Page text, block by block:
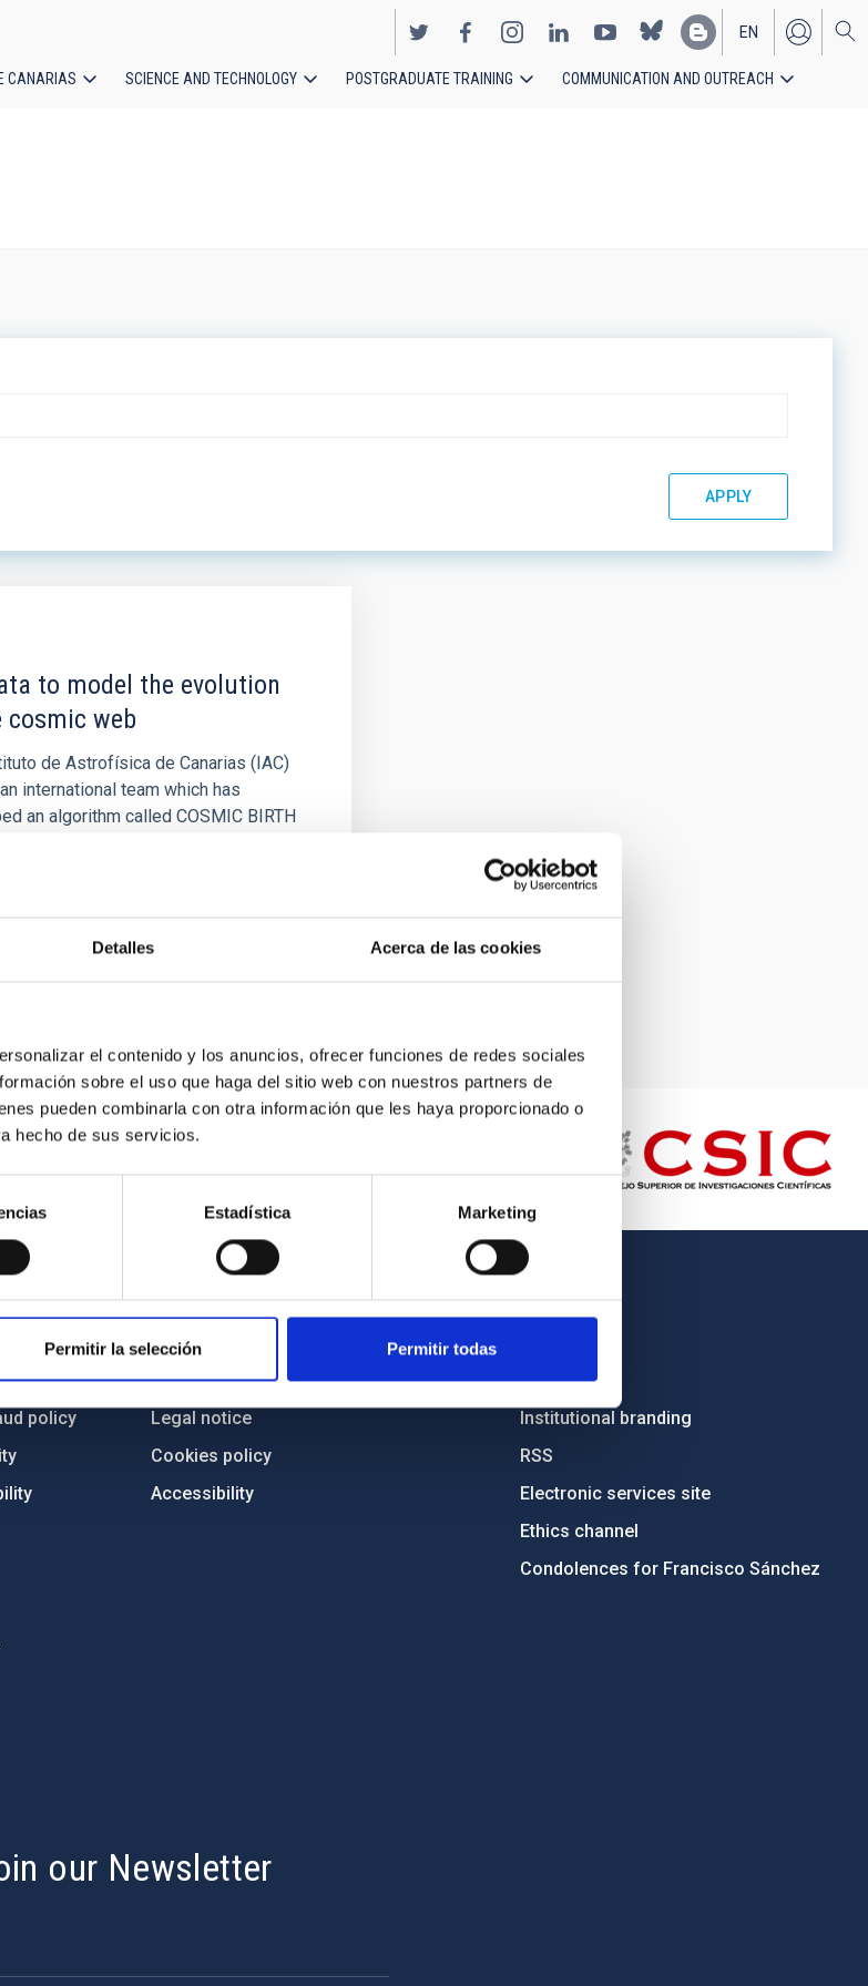
Detalles Acerca de las cookies
el contenido y los anuncios, ofrecer funciones de redes sociales
sobre el uso que haga del sitio web con nuestros partners de
pueden combinarla con otra información que les haya proporcionado o
hecho de sus servicios.
Estadística Marketing
Permitir la selección Permitir todas
EN
ES
CANARIAS SCIENCE AND TECHNOLOGY POSTGRADUATE TRAINING COMMUNICATION AND OUTREACH
to model the evolution
cosmic web
de Astrofísica de Canarias (IAC)
international team which has
an algorithm called COSMIC BIRTH
policy
IAC PORTAL
Sitemap
Privacy policy
Legal notice
Cookies policy
Accessibility
OTHER LINKS
Tenders
Institutional branding
RSS
Electronic services site
Ethics channel
Condolences for Francisco Sánchez
our Newsletter